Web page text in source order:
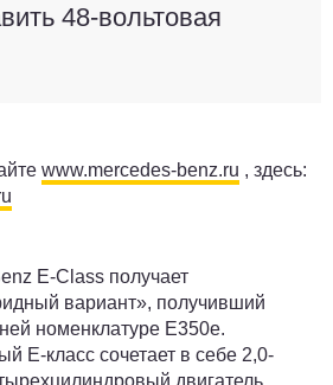
48-вольтовая
www.mercedes-benz.ru , здесь:
E-Class получает
вариант», получивший
номенклатуре E350e.
E-класс сочетает в себе 2,0-
двигатель